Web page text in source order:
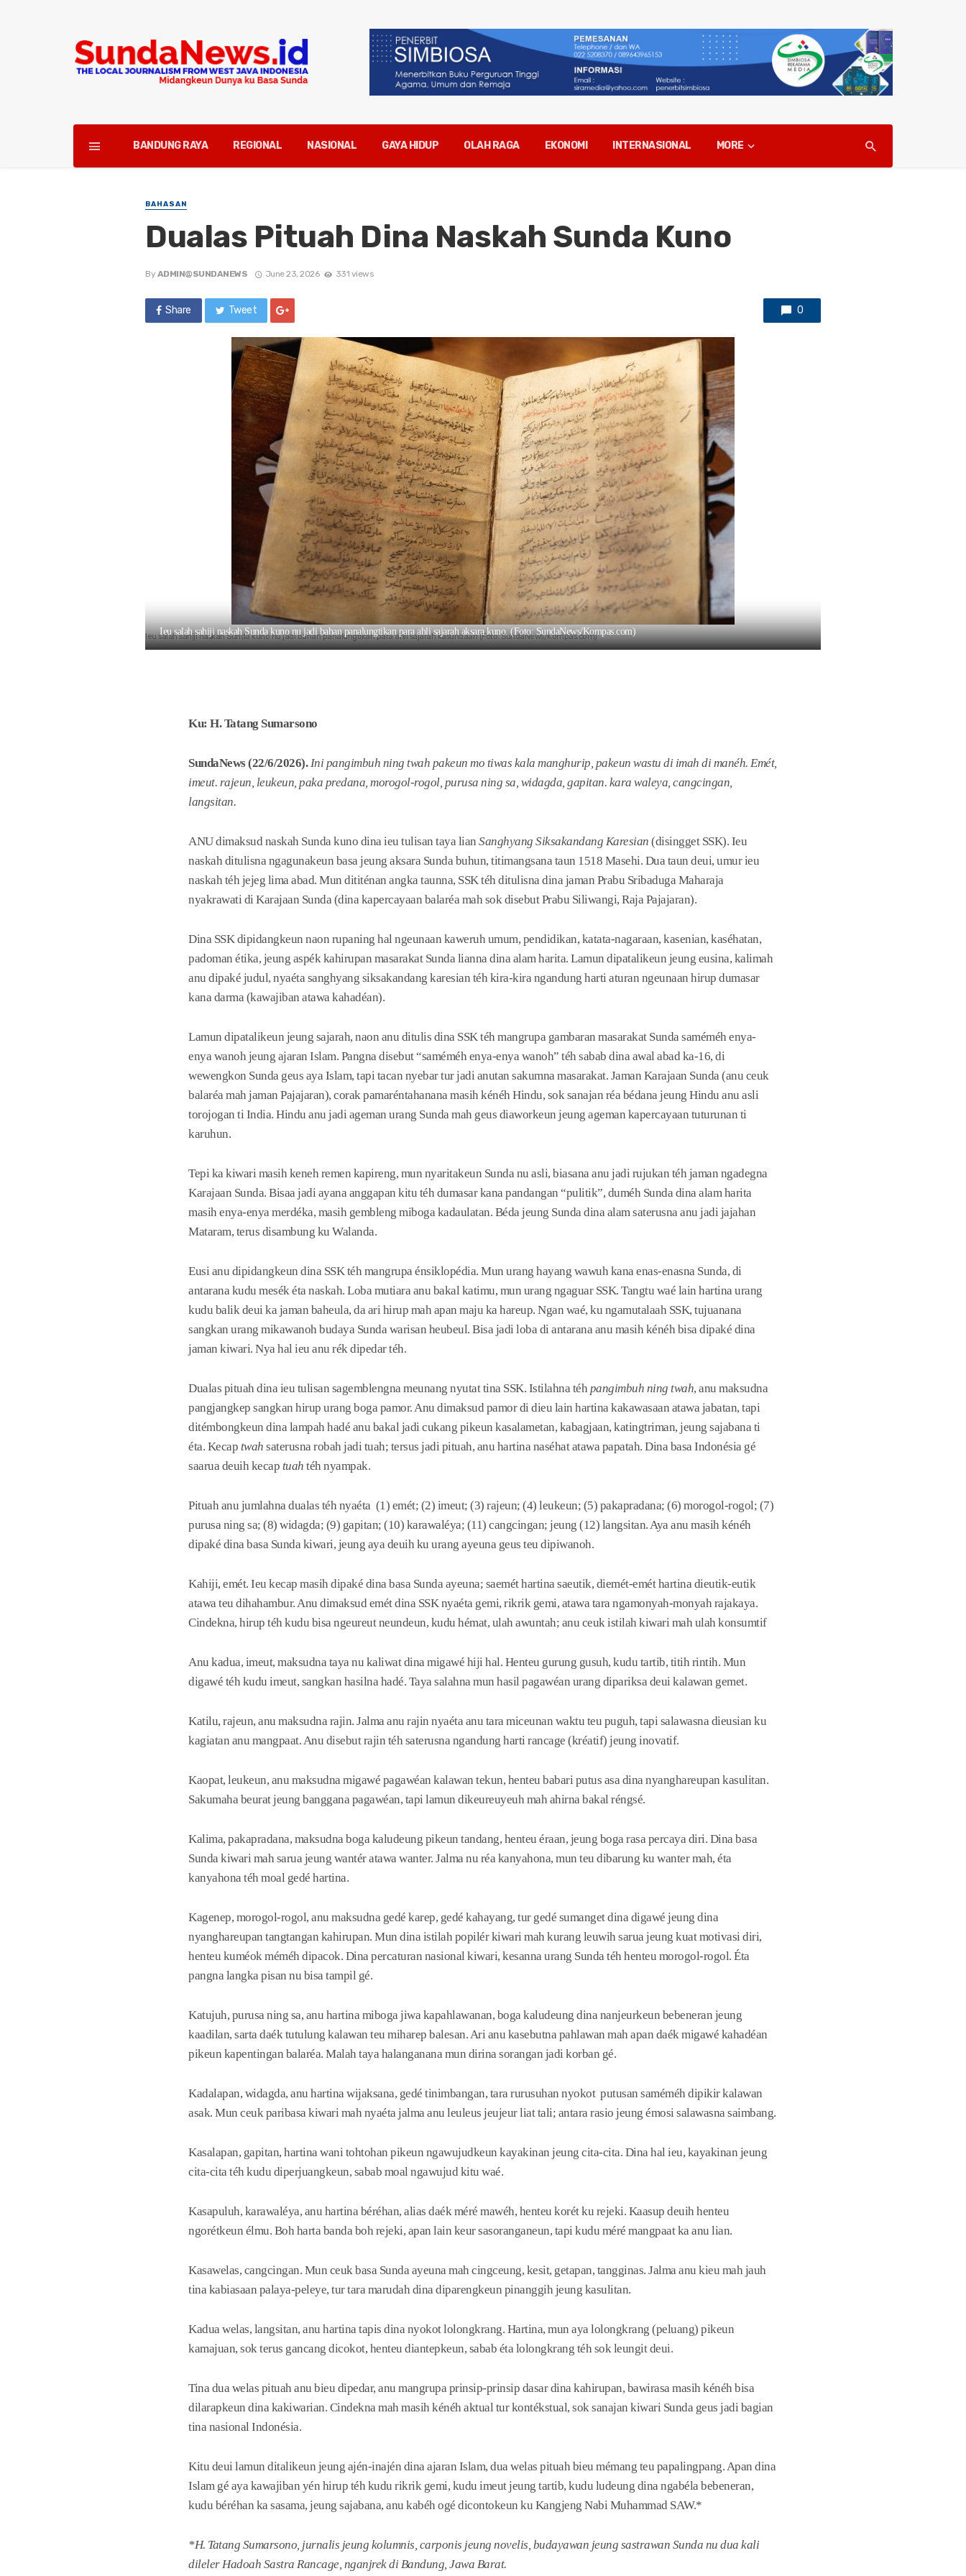
BANDUNG RAYA REGIONAL NASIONAL GAYA HIDUP OLAH RAGA EKONOMI INTERNASIONAL MORE
BAHASAN
Dualas Pituah Dina Naskah Sunda Kuno
By ADMIN@SUNDANEWS June 23, 2026 331 views
Share Tweet 0
Ieu salah sahiji naskah Sunda kuno nu jadi bahan panalungtikan para ahli sajarah kasundaan (Foto: SundaNews/Kompas.com)
Ieu salah sahiji naskah Sunda kuno nu jadi bahan panalungtikan para ahli sajarah aksara kuno. (Foto: SundaNews/Kompas.com)
Ku: H. Tatang Sumarsono
SundaNews (22/6/2026).Ini pangimbuh ning twah pakeun mo tiwas kala manghurip, pakeun wastu di imah di manéh. Emét,
imeut. rajeun, leukeun, paka predana, morogol-rogol, purusa ning sa, widagda, gapitan. kara waleya, cangcingan,
langsitan.
ANU dimaksud naskah Sunda kuno dina ieu tulisan taya lian Sanghyang Siksakandang Karesian (disingget SSK). Ieu
naskah ditulisna ngagunakeun basa jeung aksara Sunda buhun, titimangsana taun 1518 Masehi. Dua taun deui, umur ieu
naskah téh jejeg lima abad. Mun dititénan angka taunna, SSK téh ditulisna dina jaman Prabu Sribaduga Maharaja
nyakrawati di Karajaan Sunda (dina kapercayaan balaréa mah sok disebut Prabu Siliwangi, Raja Pajajaran).
Dina SSK dipidangkeun naon rupaning hal ngeunaan kaweruh umum, pendidikan, katata-nagaraan, kasenian, kaséhatan,
padoman étika, jeung aspék kahirupan masarakat Sunda lianna dina alam harita. Lamun dipatalikeun jeung eusina, kalimah
anu dipaké judul, nyaéta sanghyang siksakandang karesian téh kira-kira ngandung harti aturan ngeunaan hirup dumasar
kana darma (kawajiban atawa kahadéan).
Lamun dipatalikeun jeung sajarah, naon anu ditulis dina SSK téh mangrupa gambaran masarakat Sunda saméméh enya-
enya wanoh jeung ajaran Islam. Pangna disebut “saméméh enya-enya wanoh” téh sabab dina awal abad ka-16, di
wewengkon Sunda geus aya Islam, tapi tacan nyebar tur jadi anutan sakumna masarakat. Jaman Karajaan Sunda (anu ceuk
balaréa mah jaman Pajajaran), corak pamaréntahanana masih kénéh Hindu, sok sanajan réa bédana jeung Hindu anu asli
torojogan ti India. Hindu anu jadi ageman urang Sunda mah geus diaworkeun jeung ageman kapercayaan tuturunan ti
karuhun.
Tepi ka kiwari masih keneh remen kapireng, mun nyaritakeun Sunda nu asli, biasana anu jadi rujukan téh jaman ngadegna
Karajaan Sunda. Bisaa jadi ayana anggapan kitu téh dumasar kana pandangan “pulitik”, duméh Sunda dina alam harita
masih enya-enya merdéka, masih gembleng miboga kadaulatan. Béda jeung Sunda dina alam saterusna anu jadi jajahan
Mataram, terus disambung ku Walanda.
Eusi anu dipidangkeun dina SSK téh mangrupa énsiklopédia. Mun urang hayang wawuh kana enas-enasna Sunda, di
antarana kudu mesék éta naskah. Loba mutiara anu bakal katimu, mun urang ngaguar SSK. Tangtu waé lain hartina urang
kudu balik deui ka jaman baheula, da ari hirup mah apan maju ka hareup. Ngan waé, ku ngamutalaah SSK, tujuanana
sangkan urang mikawanoh budaya Sunda warisan heubeul. Bisa jadi loba di antarana anu masih kénéh bisa dipaké dina
jaman kiwari. Nya hal ieu anu rék dipedar téh.
Dualas pituah dina ieu tulisan sagemblengna meunang nyutat tina SSK. Istilahna téh pangimbuh ning twah, anu maksudna
pangjangkep sangkan hirup urang boga pamor. Anu dimaksud pamor di dieu lain hartina kakawasaan atawa jabatan, tapi
ditémbongkeun dina lampah hadé anu bakal jadi cukang pikeun kasalametan, kabagjaan, katingtriman, jeung sajabana ti
éta. Kecap twah saterusna robah jadi tuah; tersus jadi pituah, anu hartina naséhat atawa papatah. Dina basa Indonésia gé
saarua deuih kecap tuah téh nyampak.
Pituah anu jumlahna dualas téh nyaéta (1) emét; (2) imeut; (3) rajeun; (4) leukeun; (5) pakapradana; (6) morogol-rogol; (7)
purusa ning sa; (8) widagda; (9) gapitan; (10) karawaléya; (11) cangcingan; jeung (12) langsitan. Aya anu masih kénéh
dipaké dina basa Sunda kiwari, jeung aya deuih ku urang ayeuna geus teu dipiwanoh.
Kahiji, emét. Ieu kecap masih dipaké dina basa Sunda ayeuna; saemét hartina saeutik, diemét-emét hartina dieutik-eutik
atawa teu dihahambur. Anu dimaksud emét dina SSK nyaéta gemi, rikrik gemi, atawa tara ngamonyah-monyah rajakaya.
Cindekna, hirup téh kudu bisa ngeureut neundeun, kudu hémat, ulah awuntah; anu ceuk istilah kiwari mah ulah konsumtif
Anu kadua, imeut, maksudna taya nu kaliwat dina migawé hiji hal. Henteu gurung gusuh, kudu tartib, titih rintih. Mun
digawé téh kudu imeut, sangkan hasilna hadé. Taya salahna mun hasil pagawéan urang dipariksa deui kalawan gemet.
Katilu, rajeun, anu maksudna rajin. Jalma anu rajin nyaéta anu tara miceunan waktu teu puguh, tapi salawasna dieusian ku
kagiatan anu mangpaat. Anu disebut rajin téh saterusna ngandung harti rancage (kréatif) jeung inovatif.
Kaopat, leukeun, anu maksudna migawé pagawéan kalawan tekun, henteu babari putus asa dina nyanghareupan kasulitan.
Sakumaha beurat jeung banggana pagawéan, tapi lamun dikeureuyeuh mah ahirna bakal réngsé.
Kalima, pakapradana, maksudna boga kaludeung pikeun tandang, henteu éraan, jeung boga rasa percaya diri. Dina basa
Sunda kiwari mah sarua jeung wantér atawa wanter. Jalma nu réa kanyahona, mun teu dibarung ku wanter mah, éta
kanyahona téh moal gedé hartina.
Kagenep, morogol-rogol, anu maksudna gedé karep, gedé kahayang, tur gedé sumanget dina digawé jeung dina
nyanghareupan tangtangan kahirupan. Mun dina istilah popilér kiwari mah kurang leuwih sarua jeung kuat motivasi diri,
henteu kuméok méméh dipacok. Dina percaturan nasional kiwari, kesanna urang Sunda téh henteu morogol-rogol. Éta
pangna langka pisan nu bisa tampil gé.
Katujuh, purusa ning sa, anu hartina miboga jiwa kapahlawanan, boga kaludeung dina nanjeurkeun bebeneran jeung
kaadilan, sarta daék tutulung kalawan teu miharep balesan. Ari anu kasebutna pahlawan mah apan daék migawé kahadéan
pikeun kapentingan balaréa. Malah taya halanganana mun dirina sorangan jadi korban gé.
Kadalapan, widagda, anu hartina wijaksana, gedé tinimbangan, tara rurusuhan nyokot putusan saméméh dipikir kalawan
asak. Mun ceuk paribasa kiwari mah nyaéta jalma anu leuleus jeujeur liat tali; antara rasio jeung émosi salawasna saimbang.
Kasalapan, gapitan, hartina wani tohtohan pikeun ngawujudkeun kayakinan jeung cita-cita. Dina hal ieu, kayakinan jeung
cita-cita téh kudu diperjuangkeun, sabab moal ngawujud kitu waé.
Kasapuluh, karawaléya, anu hartina béréhan, alias daék méré mawéh, henteu korét ku rejeki. Kaasup deuih henteu
ngorétkeun élmu. Boh harta banda boh rejeki, apan lain keur sasoranganeun, tapi kudu méré mangpaat ka anu lian.
Kasawelas, cangcingan. Mun ceuk basa Sunda ayeuna mah cingceung, kesit, getapan, tangginas. Jalma anu kieu mah jauh
tina kabiasaan palaya-peleye, tur tara marudah dina diparengkeun pinanggih jeung kasulitan.
Kadua welas, langsitan, anu hartina tapis dina nyokot lolongkrang. Hartina, mun aya lolongkrang (peluang) pikeun
kamajuan, sok terus gancang dicokot, henteu diantepkeun, sabab éta lolongkrang téh sok leungit deui.
Tina dua welas pituah anu bieu dipedar, anu mangrupa prinsip-prinsip dasar dina kahirupan, bawirasa masih kénéh bisa
dilarapkeun dina kakiwarian. Cindekna mah masih kénéh aktual tur kontékstual, sok sanajan kiwari Sunda geus jadi bagian
tina nasional Indonésia.
Kitu deui lamun ditalikeun jeung ajén-inajén dina ajaran Islam, dua welas pituah bieu mémang teu papalingpang. Apan dina
Islam gé aya kawajiban yén hirup téh kudu rikrik gemi, kudu imeut jeung tartib, kudu ludeung dina ngabéla bebeneran,
kudu béréhan ka sasama, jeung sajabana, anu kabéh ogé dicontokeun ku Kangjeng Nabi Muhammad SAW.*
*H. Tatang Sumarsono, jurnalis jeung kolumnis, carponis jeung novelis, budayawan jeung sastrawan Sunda nu dua kali
dileler Hadoah Sastra Rancage, nganjrek di Bandung, Jawa Barat.